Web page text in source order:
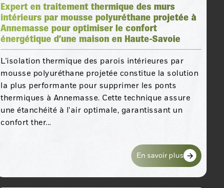
Expert en traitement thermique des murs
intérieurs par mousse polyuréthane projetée à
Annemasse pour optimiser le confort
énergétique d’une maison en Haute-Savoie
L’isolation thermique des parois intérieures par
mousse polyuréthane projetée constitue la solution
la plus performante pour supprimer les ponts
thermiques à Annemasse. Cette technique assure
une étanchéité à l'air optimale, garantissant un
confort ther...
En savoir plus